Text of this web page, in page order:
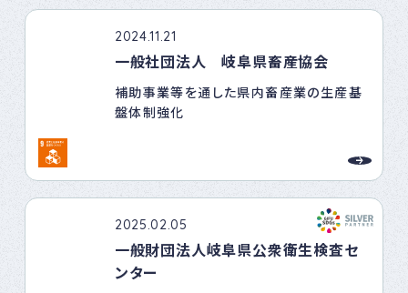
2024.11.21
一般社団法人 岐阜県畜産協会
補助事業等を通した県内畜産業の生産基
盤体制強化
2025.02.05
一般財団法人岐阜県公衆衛生検査セ
ンター